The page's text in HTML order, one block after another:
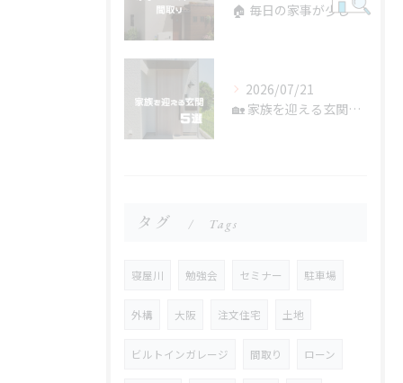
🏠 毎日の家事が少しラクになる間取り。
2026/07/21
🏡 家族を迎える玄関5選
タグ Tags
寝屋川 勉強会 セミナー 駐車場
外構 大阪 注文住宅 土地
ビルトインガレージ 間取り ローン